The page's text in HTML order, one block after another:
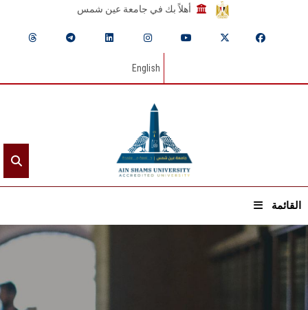
أهلاً بك في جامعة عين شمس
English
القائمة
الرئيسيـة
عن الجامعة